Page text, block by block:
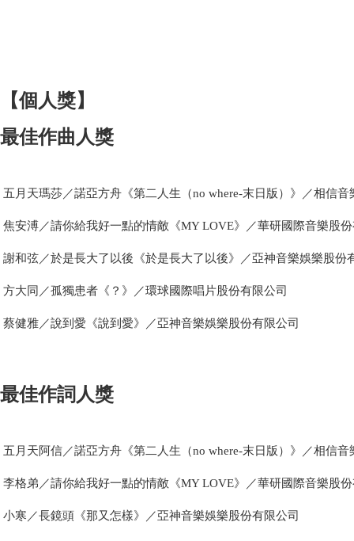
【個人獎】
最佳作曲人獎
五月天瑪莎／諾亞方舟《第二人生（no where-末日版）》／相信
焦安溥／請你給我好一點的情敵《MY LOVE》／華研國際音樂股
謝和弦／於是長大了以後《於是長大了以後》／亞神音樂娛樂股份
方大同／孤獨患者《？》／環球國際唱片股份有限公司
蔡健雅／說到愛《說到愛》／亞神音樂娛樂股份有限公司
最佳作詞人獎
五月天阿信／諾亞方舟《第二人生（no where-末日版）》／相信
李格弟／請你給我好一點的情敵《MY LOVE》／華研國際音樂股
小寒／長鏡頭《那又怎樣》／亞神音樂娛樂股份有限公司